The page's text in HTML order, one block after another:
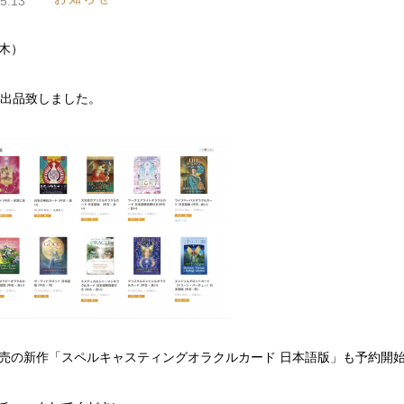
）
品致しました。
の新作「スペルキャスティングオラクルカード 日本語版」も予約開始